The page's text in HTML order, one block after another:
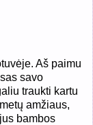
Aš paimu
savo
traukti kartu
amžiaus,
bambos